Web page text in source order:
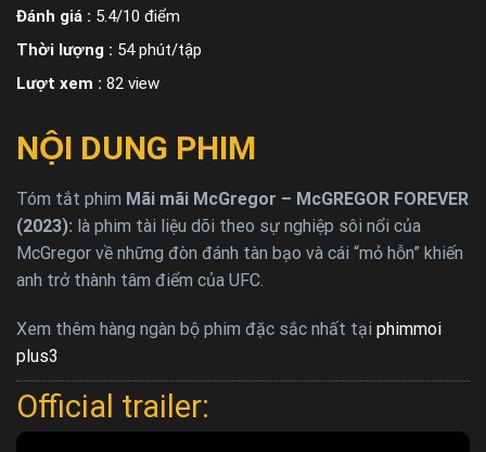
Đánh giá : 5.4/10 điểm
Thời lượng : 54 phút/tập
Lượt xem : 82 view
NỘI DUNG PHIM
Tóm tắt phim Mãi mãi McGregor – McGREGOR FOREVER
(2023): là phim tài liệu dõi theo sự nghiệp sôi nổi của
McGregor về những đòn đánh tàn bạo và cái “mỏ hỗn” khiến
anh trở thành tâm điểm của UFC.
Xem thêm hàng ngàn bộ phim đặc sắc nhất tại phimmoi
plus3
Official trailer: